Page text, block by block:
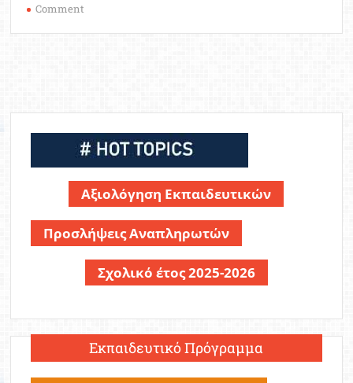
Comment
φάσεις
“ενδογενών”
Αξιολόγηση Εκπαιδευτικών
Προσλήψεις Αναπληρωτών
Σχολικό έτος 2025-2026
Εκπαιδευτικό Πρόγραμμα